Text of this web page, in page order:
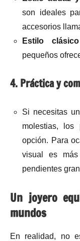
son ideales
accesorios
Estilo
pequeños
4. Práctica y
Si necesitas
molestias, los
opción. Para
visual es
pendientes
Un joyero
mundos
En realidad, no